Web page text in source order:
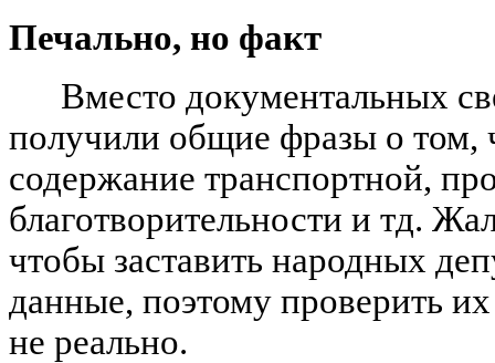
Печально, но факт
Вместо документальных
получили общие фразы о том,
содержание транспортной,
благотворительности и тд.
чтобы заставить народных
данные, поэтому проверить
не реально.